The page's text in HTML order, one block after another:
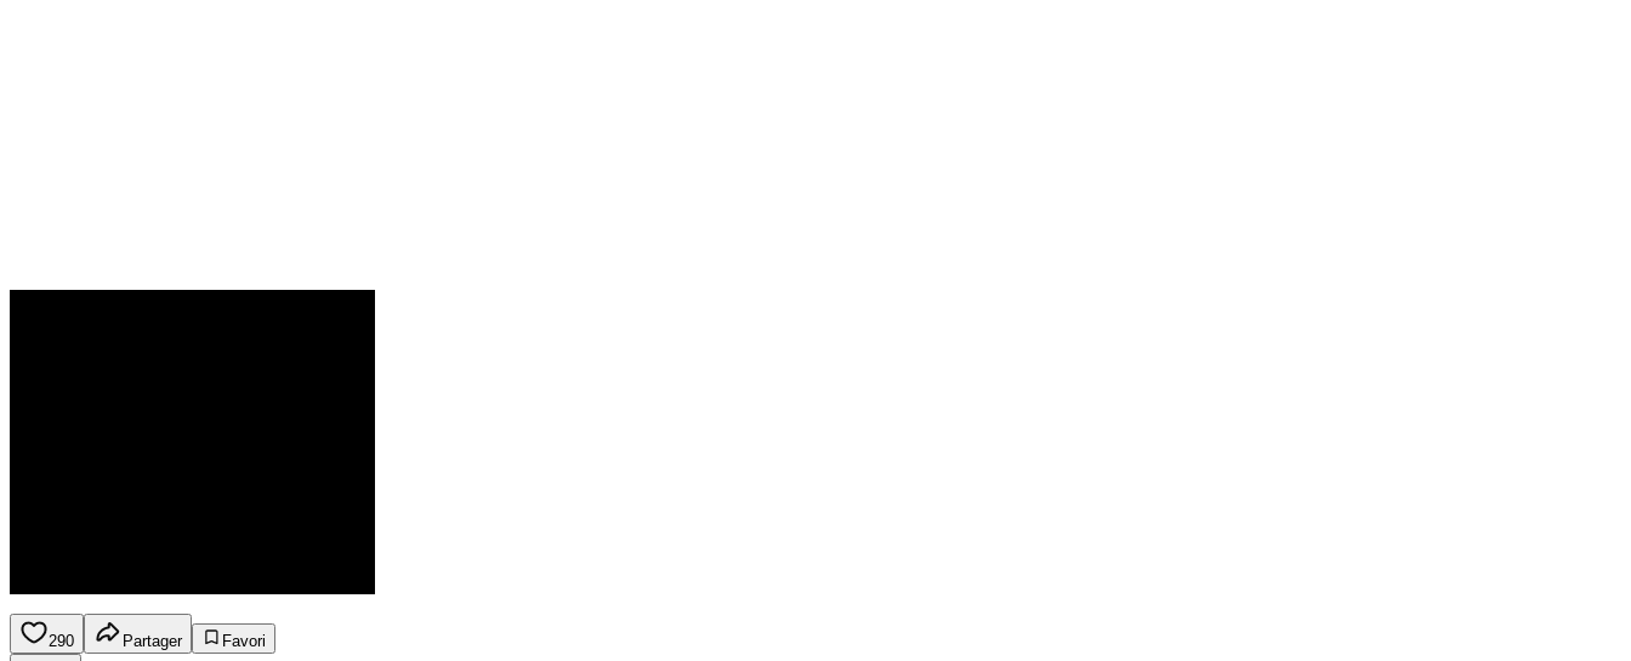
290 Partager
Favori